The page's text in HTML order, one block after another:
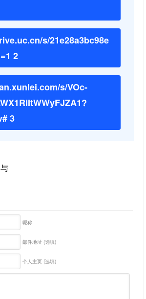
s/21e28a3bc98e
2
s/VOc-
3
昵称
邮件地址 (选填)
个人主页 (选填)